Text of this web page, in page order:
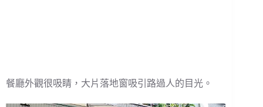
餐廳外觀很吸睛，大片落地窗吸引路過人的目光。